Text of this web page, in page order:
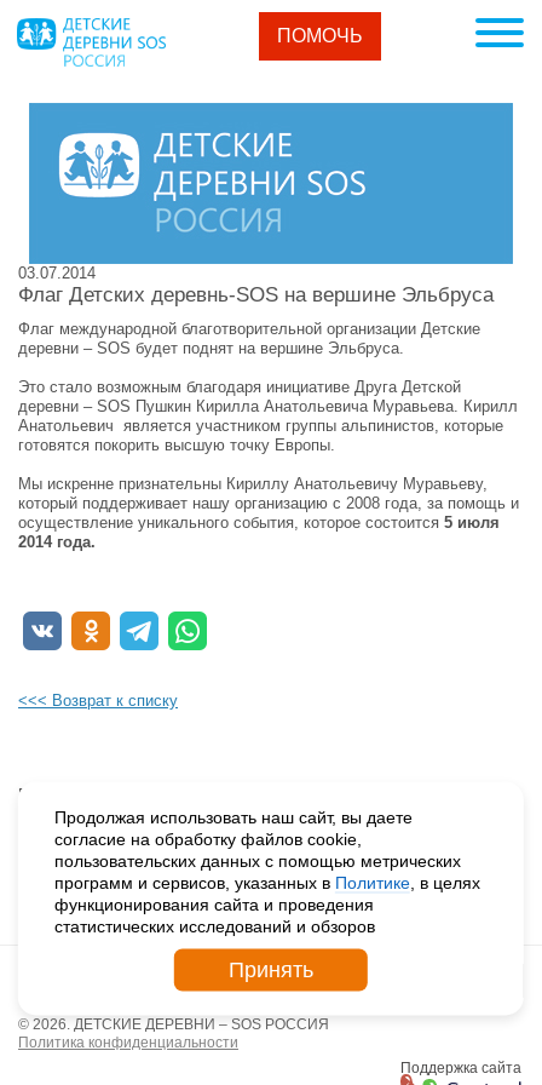
ПОМОЧЬ
03.07.2014
Флаг Детских деревнь-SOS на вершине Эльбруса
Флаг международной благотворительной организации Детские
деревни – SOS будет поднят на вершине Эльбруса.
Это стало возможным благодаря инициативе Друга Детской
деревни – SOS Пушкин Кирилла Анатольевича Муравьева. Кирилл
Анатольевич является участником группы альпинистов, которые
готовятся покорить высшую точку Европы.
Мы искренне признательны Кириллу Анатольевичу Муравьеву,
который поддерживает нашу организацию с 2008 года, за помощь и
осуществление уникального события, которое состоится 5 июля
2014 года.
<<< Возврат к списку
Будьте в курсе наших событий, подпишитесь на новости и акции
Нажимая на кнопку «Подписаться», вы даете согласие на
обработку персональных данных.
Поддержка сайта
© 2026. ДЕТСКИЕ ДЕРЕВНИ – SOS РОССИЯ
Политика конфиденциальности
Продолжая использовать наш сайт, вы даете
согласие на обработку файлов cookie,
пользовательских данных с помощью метрических
программ и сервисов, указанных в Политике, в целях
функционирования сайта и проведения
статистических исследований и обзоров
Принять